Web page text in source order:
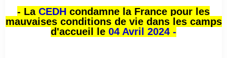
- La CEDH condamne la France pour les
mauvaises conditions de vie dans les camps
d'accueil le 04 Avril 2024 -